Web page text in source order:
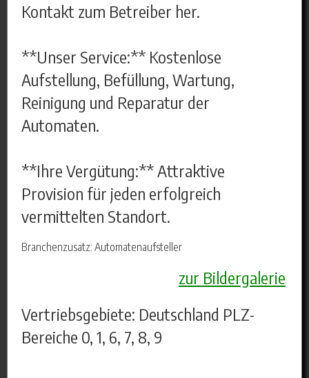
Kontakt zum Betreiber her.
**Unser Service:** Kostenlose
Aufstellung, Befüllung, Wartung,
Reinigung und Reparatur der
Automaten.
**Ihre Vergütung:** Attraktive
Provision für jeden erfolgreich
vermittelten Standort.
Branchenzusatz: Automatenaufsteller
zur Bildergalerie
Vertriebsgebiete: Deutschland PLZ-
Bereiche 0, 1, 6, 7, 8, 9